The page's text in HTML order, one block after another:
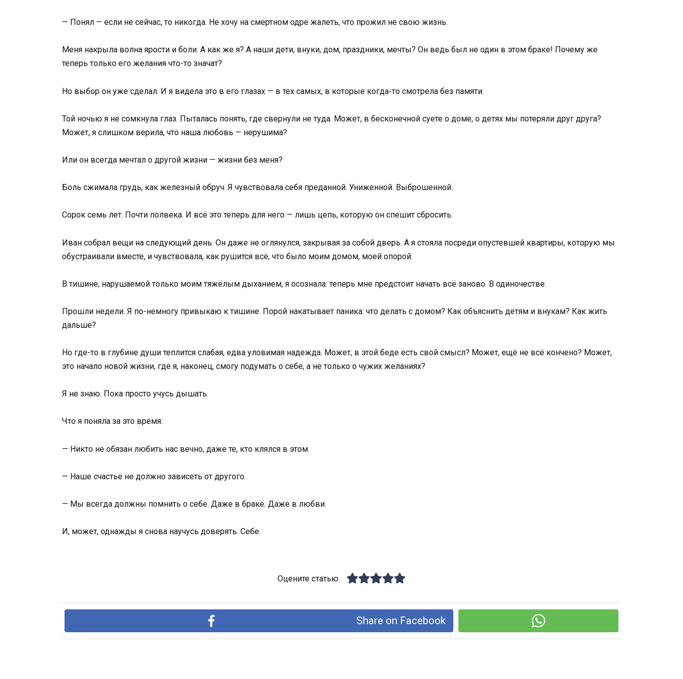
— Понял — если не сейчас, то никогда. Не хочу на смертном одре жалеть, что прожил не свою жизнь.
Меня накрыла волна ярости и боли. А как же я? А наши дети, внуки, дом, праздники, мечты? Он ведь был не один в этом браке! Почему же
теперь только его желания что-то значат?
Но выбор он уже сделал. И я видела это в его глазах — в тех самых, в которые когда-то смотрела без памяти.
Той ночью я не сомкнула глаз. Пыталась понять, где свернули не туда. Может, в бесконечной суете о доме, о детях мы потеряли друг друга?
Может, я слишком верила, что наша любовь — нерушима?
Или он всегда мечтал о другой жизни — жизни без меня?
Боль сжимала грудь, как железный обруч. Я чувствовала себя преданной. Униженной. Выброшенной.
Сорок семь лет. Почти полвека. И всё это теперь для него — лишь цепь, которую он спешит сбросить.
Иван собрал вещи на следующий день. Он даже не оглянулся, закрывая за собой дверь. А я стояла посреди опустевшей квартиры, которую мы
обустраивали вместе, и чувствовала, как рушится всё, что было моим домом, моей опорой.
В тишине, нарушаемой только моим тяжёлым дыханием, я осознала: теперь мне предстоит начать всё заново. В одиночестве.
Прошли недели. Я по-немногу привыкаю к тишине. Порой накатывает паника: что делать с домом? Как объяснить детям и внукам? Как жить
дальше?
Но где-то в глубине души теплится слабая, едва уловимая надежда. Может, в этой беде есть свой смысл? Может, ещё не всё кончено? Может,
это начало новой жизни, где я, наконец, смогу подумать о себе, а не только о чужих желаниях?
Я не знаю. Пока просто учусь дышать.
Что я поняла за это время:
— Никто не обязан любить нас вечно, даже те, кто клялся в этом.
— Наше счастье не должно зависеть от другого.
— Мы всегда должны помнить о себе. Даже в браке. Даже в любви.
И, может, однажды я снова научусь доверять. Себе.
Оцените статью
Share on Facebook